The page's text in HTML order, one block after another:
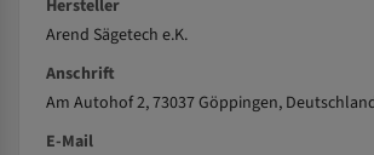
Hersteller
Arend Sägetech e.K.
Anschrift
Am Autohof 2, 73037 Göppingen,
E-Mail